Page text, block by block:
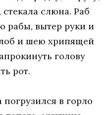
слюна. Раб
рабы, вытер руки и
и шею хрипящей
голову
рот.
в горло